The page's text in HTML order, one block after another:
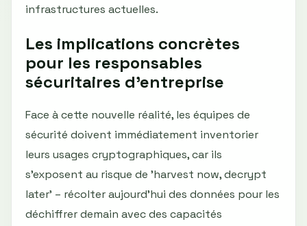
infrastructures actuelles.
Les implications concrètes
pour les responsables
sécuritaires d'entreprise
Face à cette nouvelle réalité, les équipes de
sécurité doivent immédiatement inventorier
leurs usages cryptographiques, car ils
s'exposent au risque de 'harvest now, decrypt
later' – récolter aujourd'hui des données pour les
déchiffrer demain avec des capacités